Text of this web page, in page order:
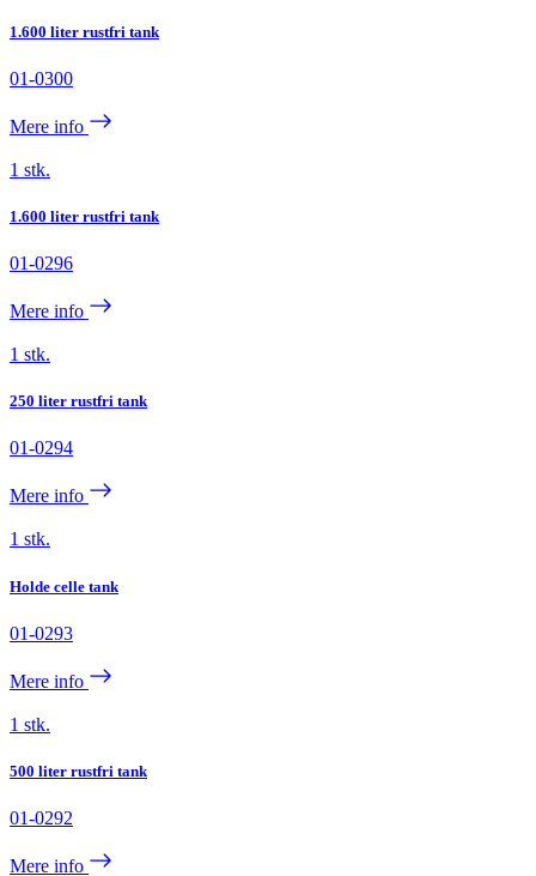
1.600 liter rustfri tank
01-0300
Mere info
1 stk.
1.600 liter rustfri tank
01-0296
Mere info
1 stk.
250 liter rustfri tank
01-0294
Mere info
1 stk.
Holde celle tank
01-0293
Mere info
1 stk.
500 liter rustfri tank
01-0292
Mere info